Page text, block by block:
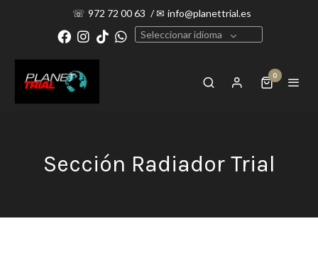
☏ 972 72 00 63 /✉ info@planettrial.es
Seleccionar idioma
0
Sección Radiador Trial